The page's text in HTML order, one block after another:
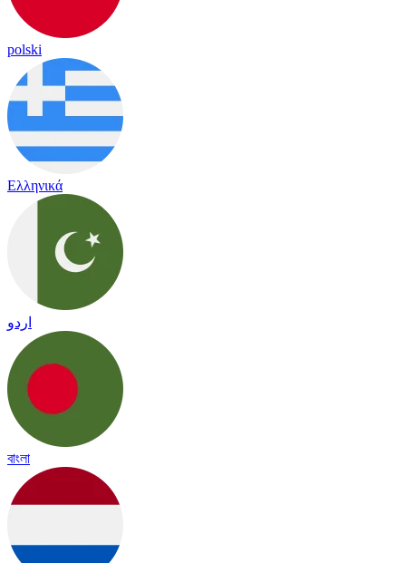
polski
Ελληνικά
اردو
বাংলা